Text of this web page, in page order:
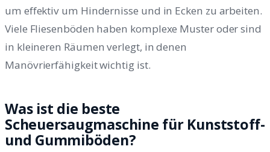
um effektiv um Hindernisse und in Ecken zu arbeiten.
Viele Fliesenböden haben komplexe Muster oder sind
in kleineren Räumen verlegt, in denen
Manövrierfähigkeit wichtig ist.
Was ist die beste
Scheuersaugmaschine für Kunststoff-
und Gummiböden?